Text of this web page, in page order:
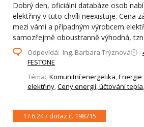
Dobrý den, oficiální databáze osob
elektřiny v tuto chvíli neexistuje. Cena
mezi vámi a případným výrobcem
samozřejmě oboustranně výhodná,
Odpovídá: Ing. Barbara Trýznová🕙 -
FESTONE
Téma: Komunitní energetika,
elektřiny,Ceny energií, účtování tepla,
17.6.24 / dotaz č. 198715